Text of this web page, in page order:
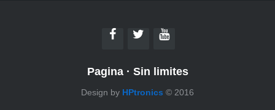
Pagina· Sin limites
Design by HPtronics © 2016